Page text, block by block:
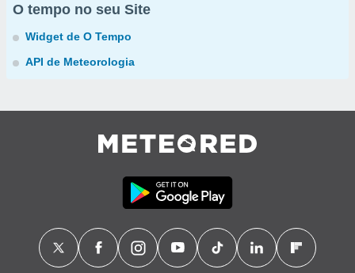
O tempo no seu Site
Widget de O Tempo
API de Meteorologia